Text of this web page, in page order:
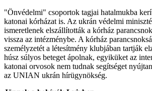
"Önvédelmi" csoportok tagjai hatalmukba
katonai kórházat is. Az ukrán védelmi
ismeretlenek elszállították a kórház
vissza az intézménybe. A kórház
személyzetét a létesítmény klubjában tartják
húsz súlyos beteget ápolnak, egyiküket az
katonai orvosok nem tudnak segítséget
az UNIAN ukrán hírügynökség.